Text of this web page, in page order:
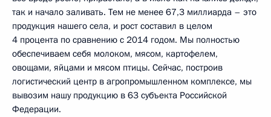
так и начало заливать. Тем не менее 67,3 миллиарда – это
продукция нашего села, и рост составил в целом
4 процента по сравнению с 2014 годом. Мы полностью
обеспечиваем себя молоком, мясом, картофелем,
овощами, яйцами и мясом птицы. Сейчас, построив
логистический центр в агропромышленном комплексе, мы
вывозим нашу продукцию в 63 субъекта Российской
Федерации.